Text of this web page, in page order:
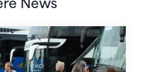
News
Reisepartner des STV